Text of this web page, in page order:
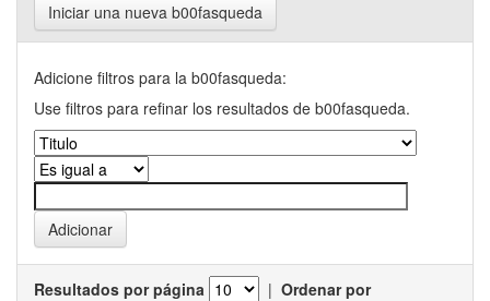
Iniciar una nueva b00fasqueda
Adicione filtros para la b00fasqueda:
Use filtros para refinar los resultados de b00fasqueda.
Resultados por página | Ordenar por